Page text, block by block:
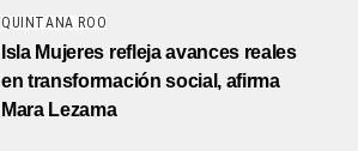
QUINTANA ROO
Isla Mujeres refleja avances reales
en transformación social, afirma
Mara Lezama